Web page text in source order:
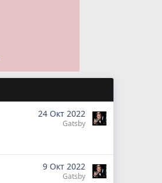
24 Окт 2022
Gatsby
9 Окт 2022
Gatsby